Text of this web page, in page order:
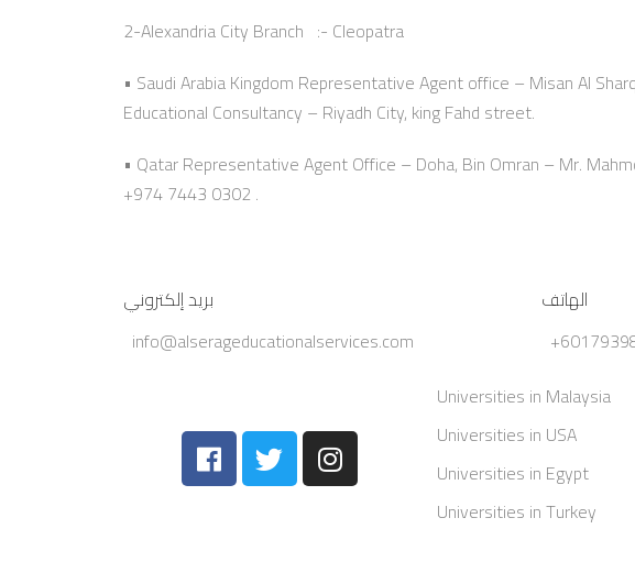
2-Alexandria City Branch :- Cleopatra
• Saudi Arabia Kingdom Representative Agent office – Misan Al
Educational Consultancy – Riyadh City, king Fahd street.
• Qatar Representative Agent Office – Doha, Bin Omran – Mr.
+974 7443 0302 .
بريد إلكتروني
info@alserageducationalservices.com
الهاتف
Universities in Malaysia
Universities in USA
Universities in Egypt
Universities in Turkey